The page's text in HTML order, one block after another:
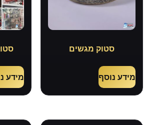
סטוק מגשים
מידע נוסף מידע